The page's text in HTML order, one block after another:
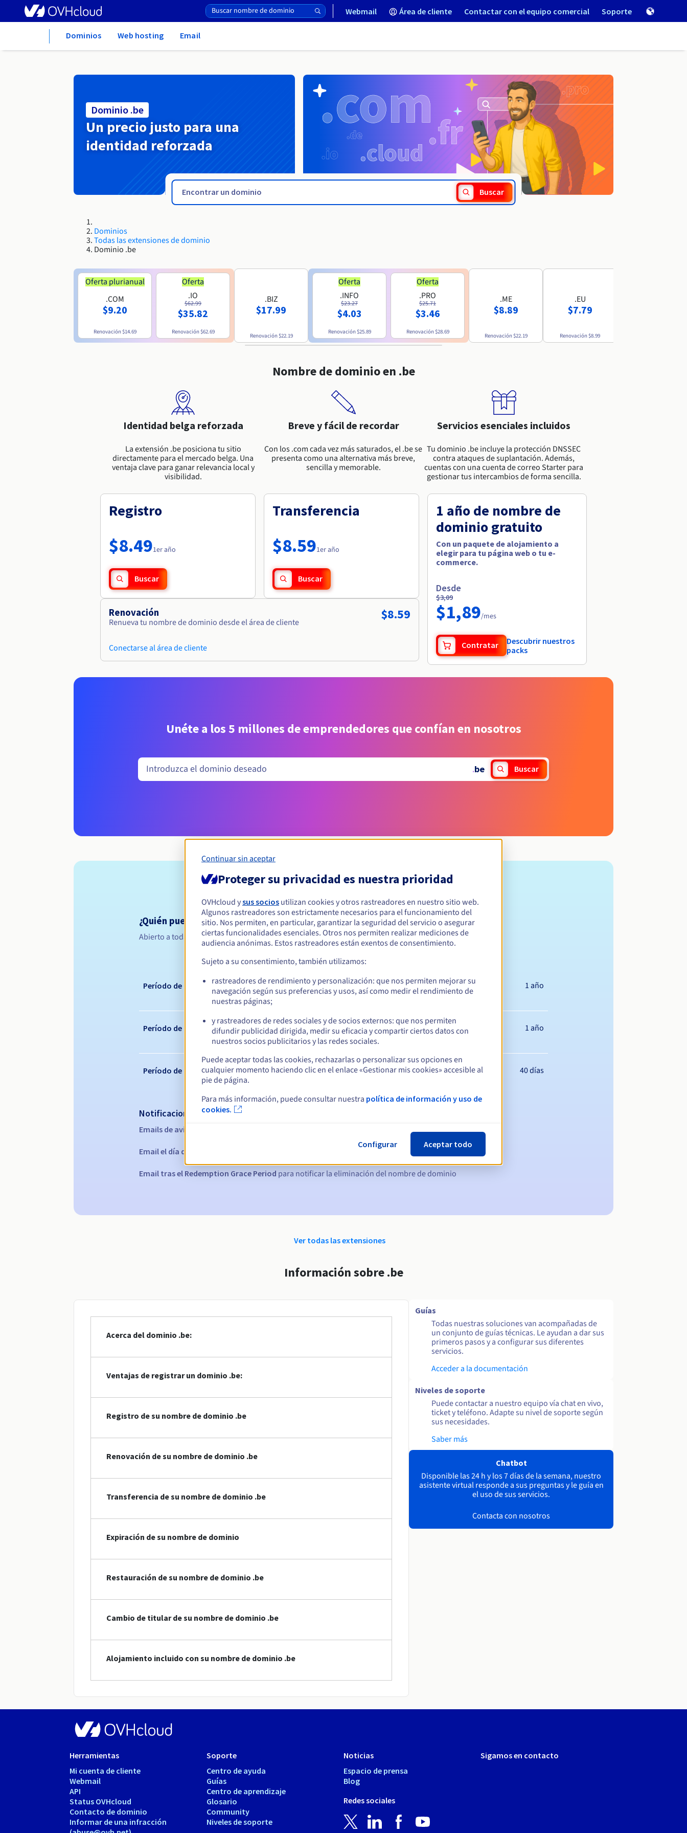
Webmail Área de cliente Contactar con el equipo comercial Soporte
Dominios Web hosting Email
Dominio .be
Un precio justo para una
identidad reforzada
Buscar
Dominios
Todas las extensiones de dominio
Dominio .be
Oferta plurianual
.COM
$9.20
Renovación$14.69
Oferta
.IO
$62.99
$35.82
Renovación$62.69
.BIZ
$17.99
Renovación$22.19
Oferta
.INFO
$23.27
$4.03
Renovación$25.89
Oferta
.PRO
$25.71
$3.46
Renovación$28.69
.ME
$8.89
Renovación$22.19
.EU
$7.79
Renovación$8.99
Nombre de dominio en .be
Identidad belga reforzada
La extensión .be posiciona tu sitio
directamente para el mercado belga. Una
ventaja clave para ganar relevancia local y
visibilidad.
Breve y fácil de recordar
Con los .com cada vez más saturados, el .be se
presenta como una alternativa más breve,
sencilla y memorable.
Servicios esenciales incluidos
Tu dominio .be incluye la protección DNSSEC
contra ataques de suplantación. Además,
cuentas con una cuenta de correo Starter para
gestionar tus intercambios de forma sencilla.
Registro
$8.491er año
Buscar
Transferencia
$8.591er año
Buscar
Renovación
Renueva tu nombre de dominio desde el área de cliente
Conectarse al área de cliente
$8.59
1 año de nombre de
dominio gratuito
Con un paquete de alojamiento a
elegir para tu página web o tu e-
commerce.
Desde
$3,09
$1,89/mes
Contratar
Descubrir nuestros
packs
Unéte a los 5 millones de emprendedores que confían en nosotros
.be Buscar
¿Quién puede registrar un .be?
Abierto a todas las personas físicas o jurídicas, sin restricción geográfica.
Reglas de gestión y notificaciones
Período de registro 1 año
Período de renovación 1 año
Período de redención 40 días
Notificaciones automáticas:
Emails de aviso:
Email el día del vencimiento para notificar la suspensión del nombre de dominio
Email tras el Redemption Grace Period para notificar la eliminación del nombre de dominio
Ver todas las extensiones
Información sobre .be
Acerca del dominio .be:
Ventajas de registrar un dominio .be:
Registro de su nombre de dominio .be
Renovación de su nombre de dominio .be
Transferencia de su nombre de dominio .be
Expiración de su nombre de dominio
Restauración de su nombre de dominio .be
Cambio de titular de su nombre de dominio .be
Alojamiento incluido con su nombre de dominio .be
Guías
Todas nuestras soluciones van acompañadas de
un conjunto de guías técnicas. Le ayudan a dar sus
primeros pasos y a configurar sus diferentes
servicios.
Acceder a la documentación
Niveles de soporte
Puede contactar a nuestro equipo vía chat en vivo,
ticket y teléfono. Adapte su nivel de soporte según
sus necesidades.
Saber más
Chatbot
Disponible las 24 h y los 7 días de la semana, nuestro
asistente virtual responde a sus preguntas y le guía en
el uso de sus servicios.
Contacta con nosotros
Herramientas
Mi cuenta de cliente
Webmail
API
Status OVHcloud
Contacto de dominio
Informar de una infracción
Soporte
Centro de ayuda
Guías
Centro de aprendizaje
Glosario
Community
Niveles de soporte
Noticias
Espacio de prensa
Blog
Redes sociales
Sigamos en contacto
Continuar sin aceptar
Proteger su privacidad es nuestra prioridad
OVHcloud ysus socios utilizan cookies y otros rastreadores en nuestro sitio web.
Algunos rastreadores son estrictamente necesarios para el funcionamiento del
sitio. Nos permiten, en particular, garantizar la seguridad del servicio o asegurar
ciertas funcionalidades esenciales. Otros nos permiten realizar mediciones de
audiencia anónimas. Estos rastreadores están exentos de consentimiento.
Sujeto a su consentimiento, también utilizamos:
rastreadores de rendimiento y personalización: que nos permiten mejorar su
navegación según sus preferencias y usos, así como medir el rendimiento de
nuestras páginas;
y rastreadores de redes sociales y de socios externos: que nos permiten
difundir publicidad dirigida, medir su eficacia y compartir ciertos datos con
nuestros socios publicitarios y las redes sociales.
Puede aceptar todas las cookies, rechazarlas o personalizar sus opciones en
cualquier momento haciendo clic en el enlace «Gestionar mis cookies» accesible al
pie de página.
Para más información, puede consultar nuestra política de información y uso de
cookies.
Configurar Aceptar todo